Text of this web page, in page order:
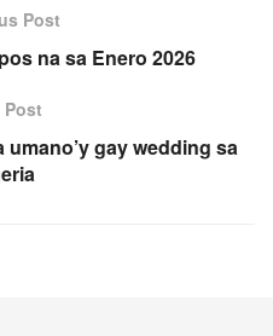
Post
na sa Enero 2026
Post
gay wedding sa